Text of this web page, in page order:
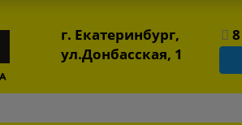
г. Екатеринбург,
ул.Донбасская, 1